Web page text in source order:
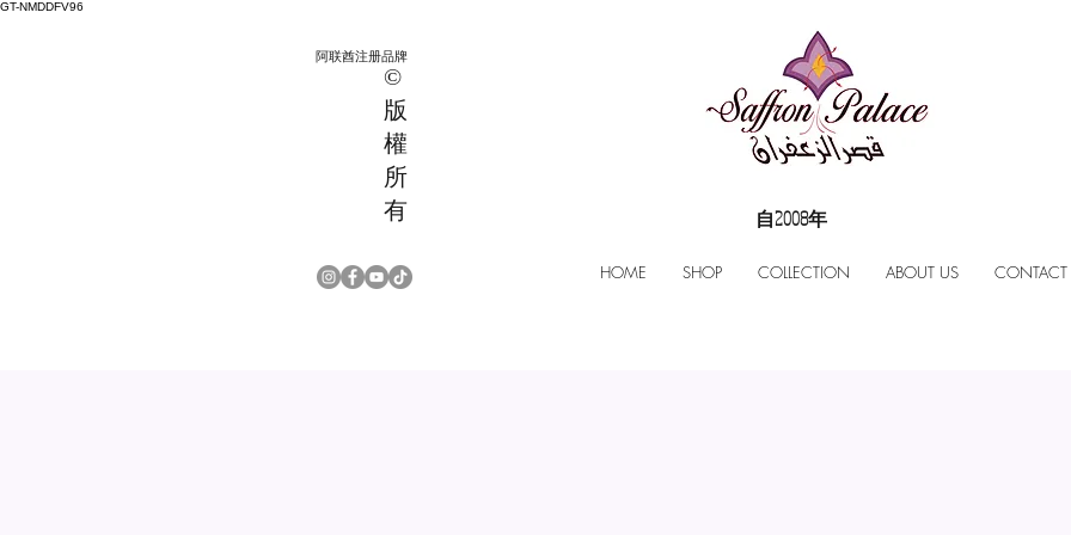
GT-NMDDFV96
阿联酋注册品牌
©
版
權
所
有
自2008年
HOME SHOP COLLECTION ABOUT US CONTACT